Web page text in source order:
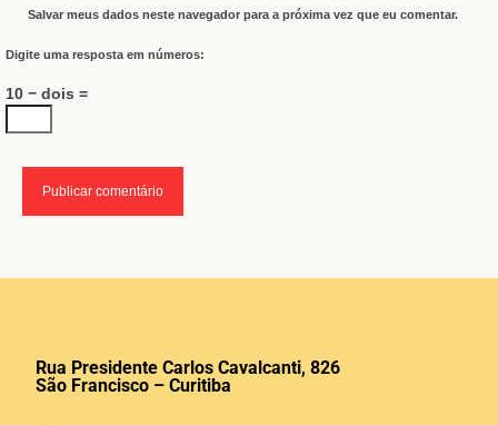
Salvar meus dados neste navegador para a próxima vez que eu comentar.
Digite uma resposta em números:
10 − dois =
Rua Presidente Carlos Cavalcanti, 826
São Francisco – Curitiba